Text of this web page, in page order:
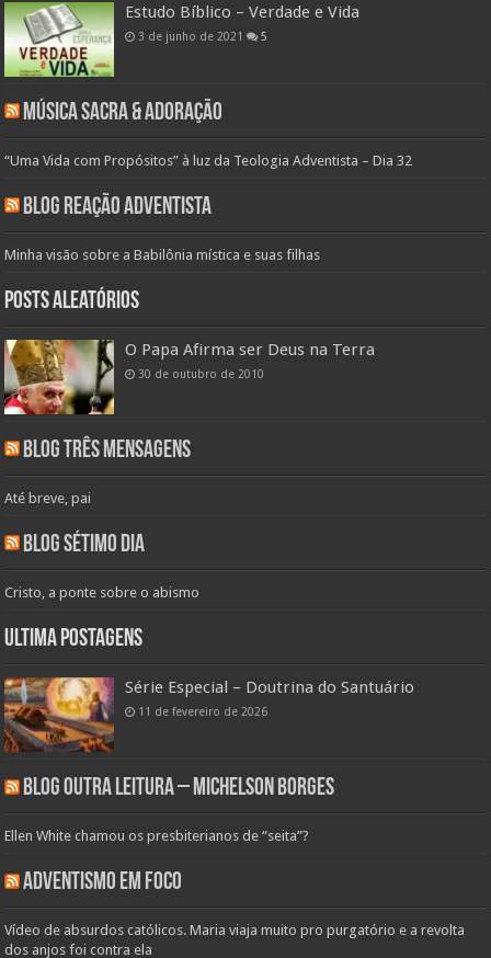
Estudo Bíblico – Verdade e Vida
3 de junho de 2021 5
Música Sacra & Adoração
“Uma Vida com Propósitos” à luz da Teologia Adventista – Dia 32
Blog Reação Adventista
Minha visão sobre a Babilônia mística e suas filhas
Posts aleatórios
O Papa Afirma ser Deus na Terra
30 de outubro de 2010
Blog Três Mensagens
Até breve, pai
Blog Sétimo Dia
Cristo, a ponte sobre o abismo
Ultima Postagens
Série Especial – Doutrina do Santuário
11 de fevereiro de 2026
Blog Outra Leitura – Michelson Borges
Ellen White chamou os presbiterianos de “seita”?
Adventismo em Foco
Vídeo de absurdos católicos. Maria viaja muito pro purgatório e a revolta
dos anjos foi contra ela